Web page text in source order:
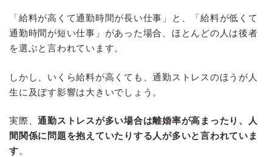
「給料が高くて通勤時間が長い仕事」と、「給料が低くて
通勤時間が短い仕事」があった場合、ほとんどの人は後者
を選ぶと言われています。
しかし、いくら給料が高くても、通勤ストレスのほうが人
生に及ぼす影響は大きいでしょう。
実際、通勤ストレスが多い場合は離婚率が高まったり、人
間関係に問題を抱えていたりする人が多いと言われていま
す。